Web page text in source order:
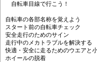
自転車目線で行こう！
自転車の各部名称を覚えよう
スタート前の自転車チェック
安全走行のためのサイン
走行中のメカトラブルを解決する
快適・安全に走るためのウエアと
ホイールの脱着